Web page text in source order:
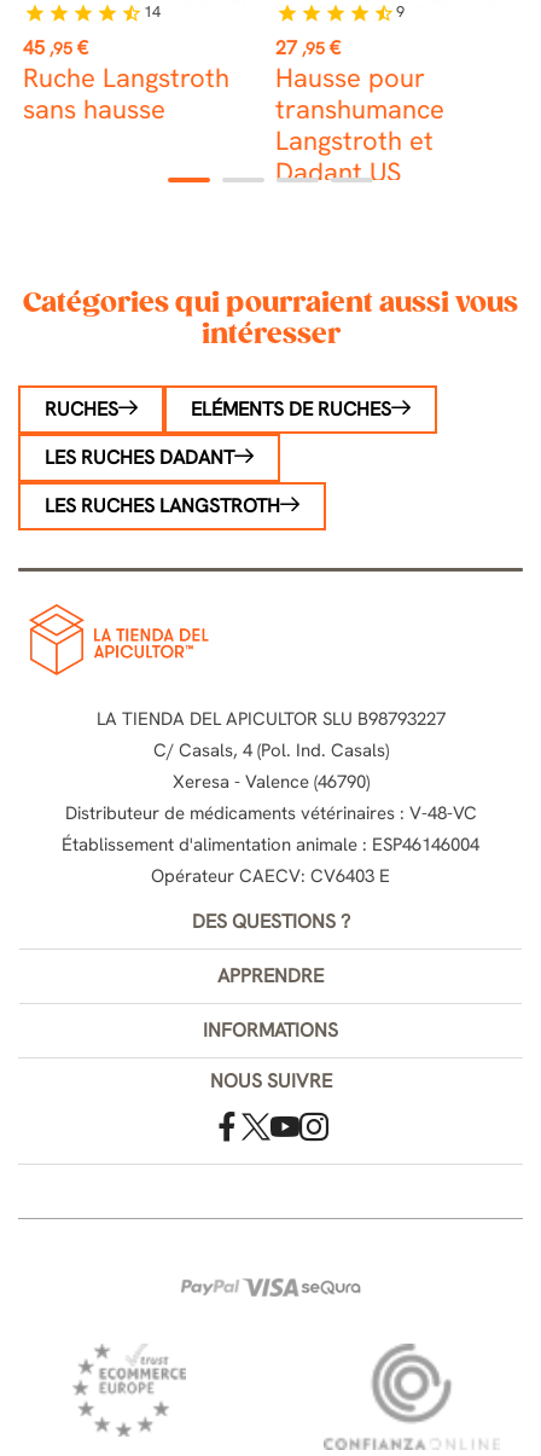
Prix
45 ,95 €
Ruche Langstroth
sans hausse
star star star star star_half 14
Prix
27 ,95 €
Hausse pour
transhumance
Langstroth et
Dadant US
star star star star star_half9
1 2 3 4
Catégories qui pourraient aussi vous
intéresser
RUCHES
ELÉMENTS DE RUCHES
LES RUCHES DADANT
LES RUCHES LANGSTROTH
LA TIENDA DEL APICULTOR SLU B98793227
C/ Casals, 4 (Pol. Ind. Casals)
Xeresa - Valence (46790)
Distributeur de médicaments vétérinaires : V-48-VC
Établissement d'alimentation animale : ESP46146004
Opérateur CAECV: CV6403 E
DES QUESTIONS ?
APPRENDRE
INFORMATIONS
NOUS SUIVRE